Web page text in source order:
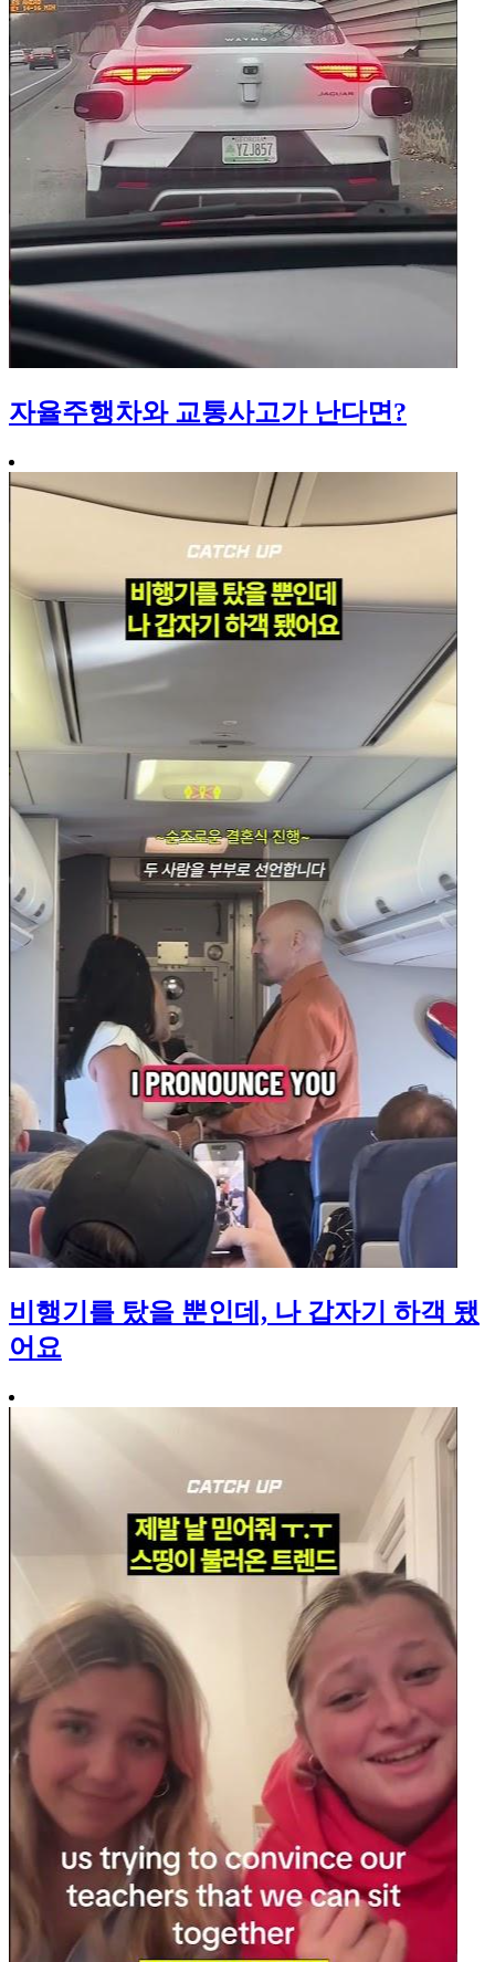
자율주행차와 교통사고가 난다면?
비행기를 탔을 뿐인데, 나 갑자기 하객 됐
어요